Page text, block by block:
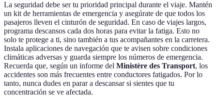
La seguridad debe ser tu prioridad principal durante el viaje. Mantén
un kit de herramientas de emergencia y asegúrate de que todos los
pasajeros lleven el cinturón de seguridad. En caso de viajes largos,
programa descansos cada dos horas para evitar la fatiga. Esto no
solo te protege a ti, sino también a tus acompañantes en la carretera.
Instala aplicaciones de navegación que te avisen sobre condiciones
climáticas adversas y guarda siempre los números de emergencia.
Recuerda que, según un informe del Ministère des Transport, los
accidentes son más frecuentes entre conductores fatigados. Por lo
tanto, nunca dudes en parar a descansar si sientes que tu
concentración se ve afectada.